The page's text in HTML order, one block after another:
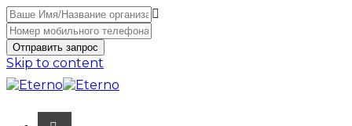
Отправить запрос
Skip to content